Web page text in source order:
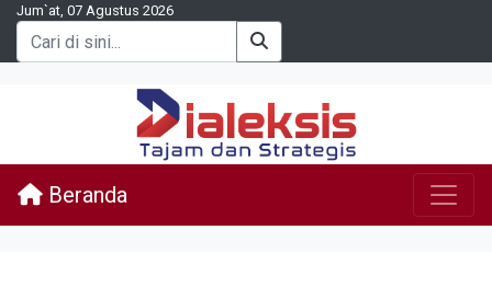
Jum`at, 07 Agustus 2026
Beranda